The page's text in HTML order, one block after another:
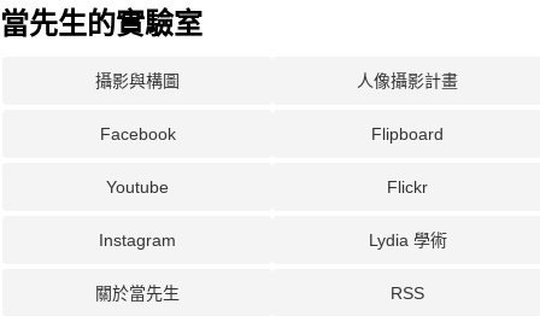
當先生的實驗室
攝影與構圖 人像攝影計畫
Facebook Flipboard
Youtube Flickr
Instagram Lydia 學術
關於當先生 RSS